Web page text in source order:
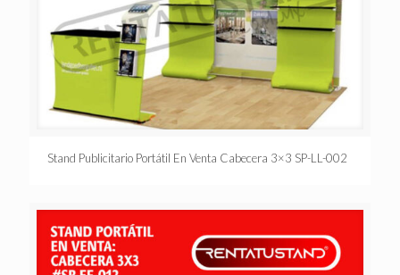
Stand Publicitario Portátil En Venta Cabecera 3×3 SP-LL-002